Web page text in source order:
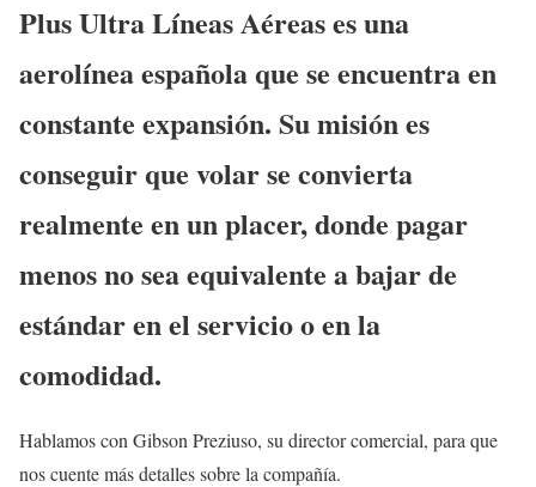
Plus Ultra Líneas Aéreas es una
aerolínea española que se encuentra en
constante expansión. Su misión es
conseguir que volar se convierta
realmente en un placer, donde pagar
menos no sea equivalente a bajar de
estándar en el servicio o en la
comodidad.
Hablamos con Gibson Preziuso, su director comercial, para que
nos cuente más detalles sobre la compañía.